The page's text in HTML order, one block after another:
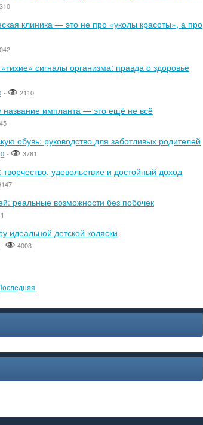
клиника — это не про «уколы красоты», а про
сигналы организма: правда о здоровье
- 2110
название импланта — это ещё не всё
обувь: руководство для заботливых родителей
0 - 3781
удовольствие и достойный доход
реальные возможности без побочек
идеальной детской коляски
- 4003